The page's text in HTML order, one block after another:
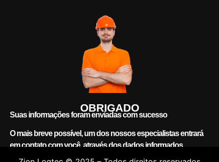
OBRIGADO​
Suas informações foram enviadas com sucesso
O mais breve possível, um dos nossos especialistas entrará
em contato com você, através dos dados informados.